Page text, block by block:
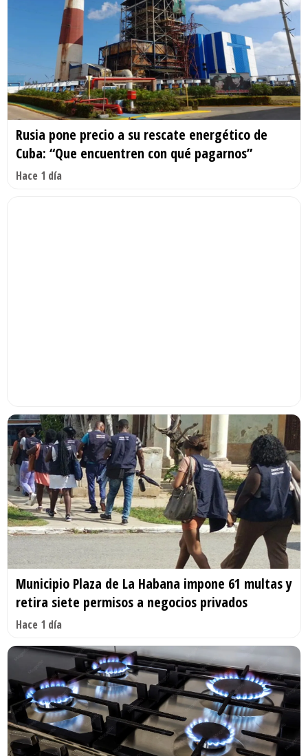
Rusia pone precio a su rescate energético de
Cuba: “Que encuentren con qué pagarnos”
Hace 1 día
Municipio Plaza de La Habana impone 61 multas y
retira siete permisos a negocios privados
Hace 1 día